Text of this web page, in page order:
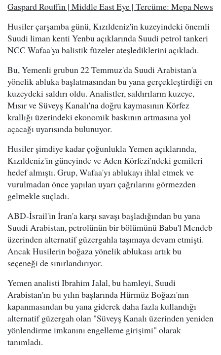
Gaspard Rouffin | Middle East Eye | Tercüme: Mepa News
Husiler çarşamba günü, Kızıldeniz'in kuzeyindeki önemli
Suudi liman kenti Yenbu açıklarında Suudi petrol tankeri
NCC Wafaa'ya balistik füzeler ateşlediklerini açıkladı.
Bu, Yemenli grubun 22 Temmuz'da Suudi Arabistan'a
yönelik abluka başlatmasından bu yana gerçekleştirdiği en
kuzeydeki saldırı oldu. Analistler, saldırıların kuzeye,
Mısır ve Süveyş Kanalı'na doğru kaymasının Körfez
krallığı üzerindeki ekonomik baskının artmasına yol
açacağı uyarısında bulunuyor.
Husiler şimdiye kadar çoğunlukla Yemen açıklarında,
Kızıldeniz'in güneyinde ve Aden Körfezi'ndeki gemileri
hedef almıştı. Grup, Wafaa'yı ablukayı ihlal etmek ve
vurulmadan önce yapılan uyarı çağrılarını görmezden
gelmekle suçladı.
ABD-İsrail'in İran'a karşı savaşı başladığından bu yana
Suudi Arabistan, petrolünün bir bölümünü Babu'l Mendeb
üzerinden alternatif güzergahla taşımaya devam etmişti.
Ancak Husilerin boğaza yönelik ablukası artık bu
seçeneği de sınırlandırıyor.
Yemen analisti Ibrahim Jalal, bu hamleyi, Suudi
Arabistan'ın bu yılın başlarında Hürmüz Boğazı'nın
kapanmasından bu yana giderek daha fazla kullandığı
alternatif güzergah olan "Süveyş Kanalı üzerinden yeniden
yönlendirme imkanını engelleme girişimi" olarak
tanımladı.